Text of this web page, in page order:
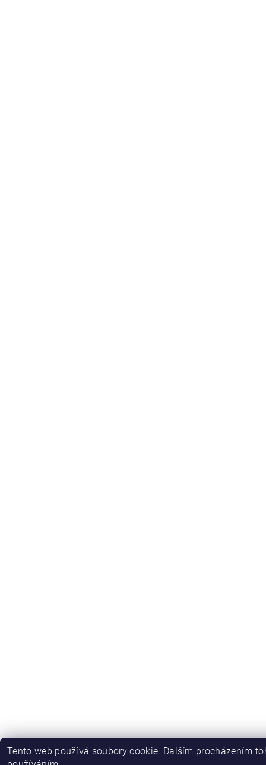
Tento web používá soubory cookie. Dalším procházením